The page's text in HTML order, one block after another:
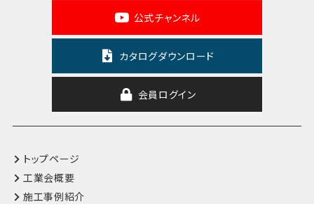
公式チャンネル
カタログダウンロード
会員ログイン
トップページ
工業会概要
施工事例紹介